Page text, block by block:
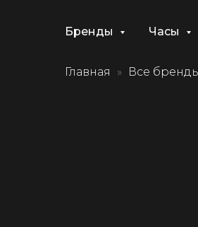
Бренды Часы
Главная Все